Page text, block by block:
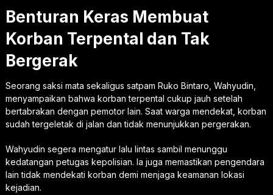
Benturan Keras Membuat
Korban Terpental dan Tak
Bergerak
Seorang saksi mata sekaligus satpam Ruko Bintaro, Wahyudin,
menyampaikan bahwa korban terpental cukup jauh setelah
bertabrakan dengan pemotor lain. Saat warga mendekat, korban
sudah tergeletak di jalan dan tidak menunjukkan pergerakan.
Wahyudin segera mengatur lalu lintas sambil menunggu
kedatangan petugas kepolisian. Ia juga memastikan pengendara
lain tidak mendekati korban demi menjaga keamanan lokasi
kejadian.